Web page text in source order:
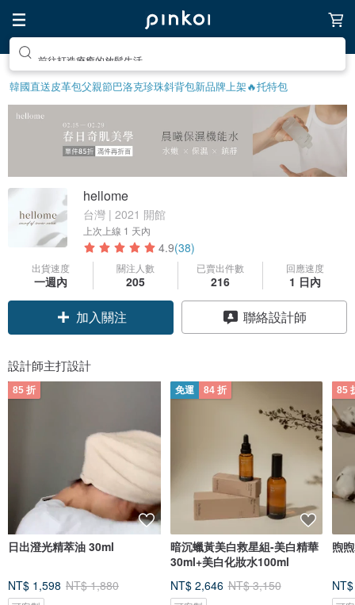
前往打造療癒的放鬆生活
韓國直送皮革包父親節巴洛克珍珠斜背包新品牌上架🔥托特包
hellome
台灣 | 2021 開館
上次上線 1 天內
4.9(38)
出貨速度
一週內
關注人數
205
已賣出件數
216
回應速度
1 日內
加入關注 聯絡設計師
設計師主打設計
85 折
日出澄光精萃油 30ml
NT$ 1,598 NT$ 1,880
免運 84 折
暗沉蠟黃美白救星組-美白精華
30ml+美白化妝水100ml
NT$ 2,646 NT$ 3,150
85
煦